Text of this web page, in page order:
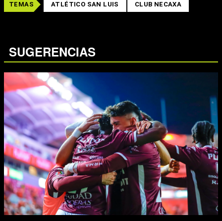
TEMAS ATLÉTICO SAN LUIS CLUB NECAXA
SUGERENCIAS